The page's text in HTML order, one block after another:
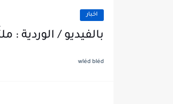
اخبار
بالفيديو / الوردية
wléd bléd